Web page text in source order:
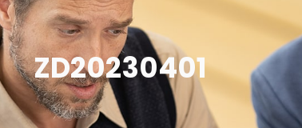
ZD20230401